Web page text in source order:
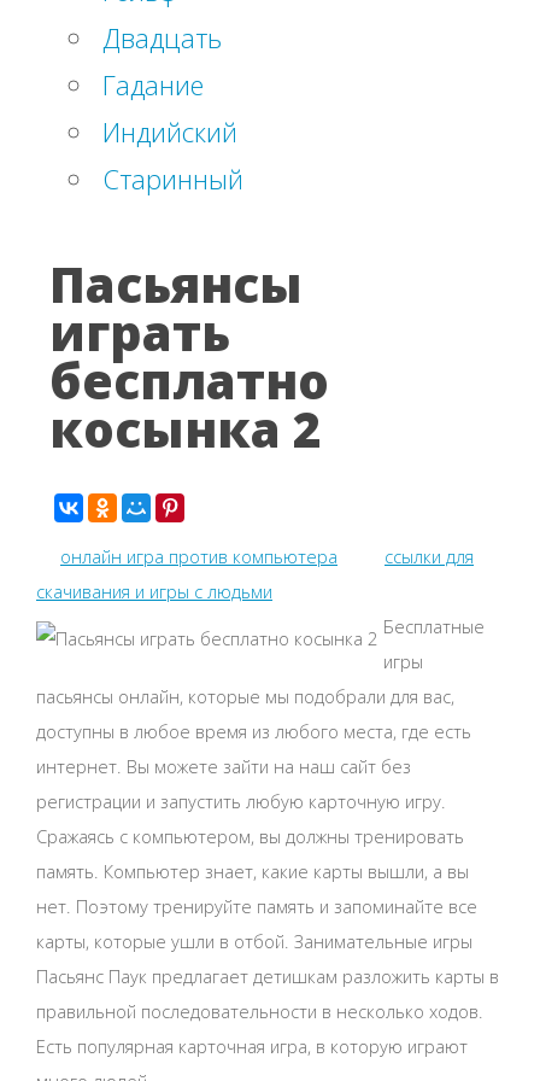
Двадцать
Гадание
Индийский
Старинный
Пасьянсы
играть
бесплатно
косынка 2
онлайн игра против компьютера
ссылки для
скачивания и игры с людьми
Бесплатные
игры
пасьянсы онлайн, которые мы подобрали для вас,
доступны в любое время из любого места, где есть
интернет. Вы можете зайти на наш сайт без
регистрации и запустить любую карточную игру.
Сражаясь с компьютером, вы должны тренировать
память. Компьютер знает, какие карты вышли, а вы
нет. Поэтому тренируйте память и запоминайте все
карты, которые ушли в отбой. Занимательные игры
Пасьянс Паук предлагает детишкам разложить карты в
правильной последовательности в несколько ходов.
Есть популярная карточная игра, в которую играют